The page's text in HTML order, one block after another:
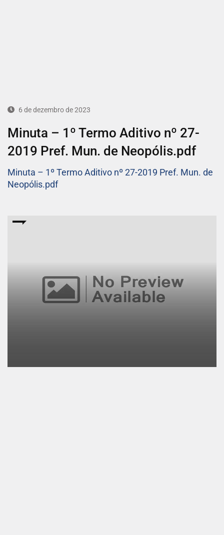
6 de dezembro de 2023
Minuta – 1º Termo Aditivo nº 27-
2019 Pref. Mun. de Neopólis.pdf
Minuta – 1º Termo Aditivo nº 27-2019 Pref. Mun. de
Neopólis.pdf